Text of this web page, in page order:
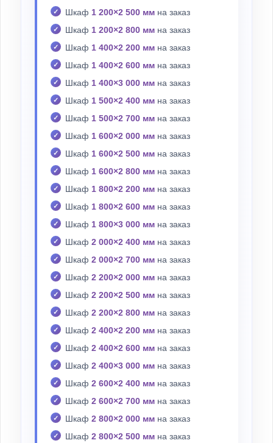
Шкаф 1 200×2 500 мм на заказ
Шкаф 1 200×2 800 мм на заказ
Шкаф 1 400×2 200 мм на заказ
Шкаф 1 400×2 600 мм на заказ
Шкаф 1 400×3 000 мм на заказ
Шкаф 1 500×2 400 мм на заказ
Шкаф 1 500×2 700 мм на заказ
Шкаф 1 600×2 000 мм на заказ
Шкаф 1 600×2 500 мм на заказ
Шкаф 1 600×2 800 мм на заказ
Шкаф 1 800×2 200 мм на заказ
Шкаф 1 800×2 600 мм на заказ
Шкаф 1 800×3 000 мм на заказ
Шкаф 2 000×2 400 мм на заказ
Шкаф 2 000×2 700 мм на заказ
Шкаф 2 200×2 000 мм на заказ
Шкаф 2 200×2 500 мм на заказ
Шкаф 2 200×2 800 мм на заказ
Шкаф 2 400×2 200 мм на заказ
Шкаф 2 400×2 600 мм на заказ
Шкаф 2 400×3 000 мм на заказ
Шкаф 2 600×2 400 мм на заказ
Шкаф 2 600×2 700 мм на заказ
Шкаф 2 800×2 000 мм на заказ
Шкаф 2 800×2 500 мм на заказ